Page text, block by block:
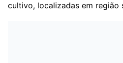
cultivo, localizadas em região